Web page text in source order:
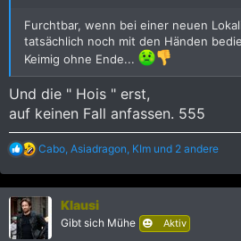
Furchtbar, wenn bei einer neuen
tatsächlich noch mit den Händen
Keimig ohne Ende...
Und die " Hois " erst,
auf keinen Fall anfassen. 555
R
a
k
t
i
o
Cabo Asiadragon KIm und 2 andere
Klausi
Gibt sich Mühe Aktiv